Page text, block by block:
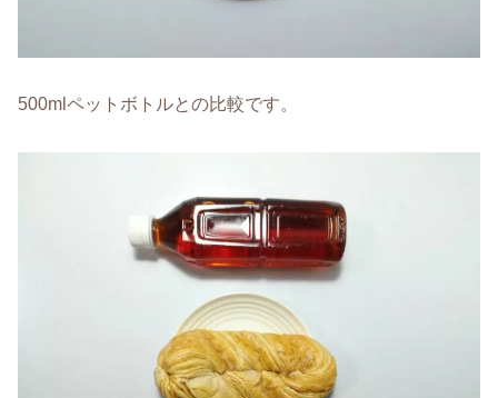
500mlペットボトルとの比較です。